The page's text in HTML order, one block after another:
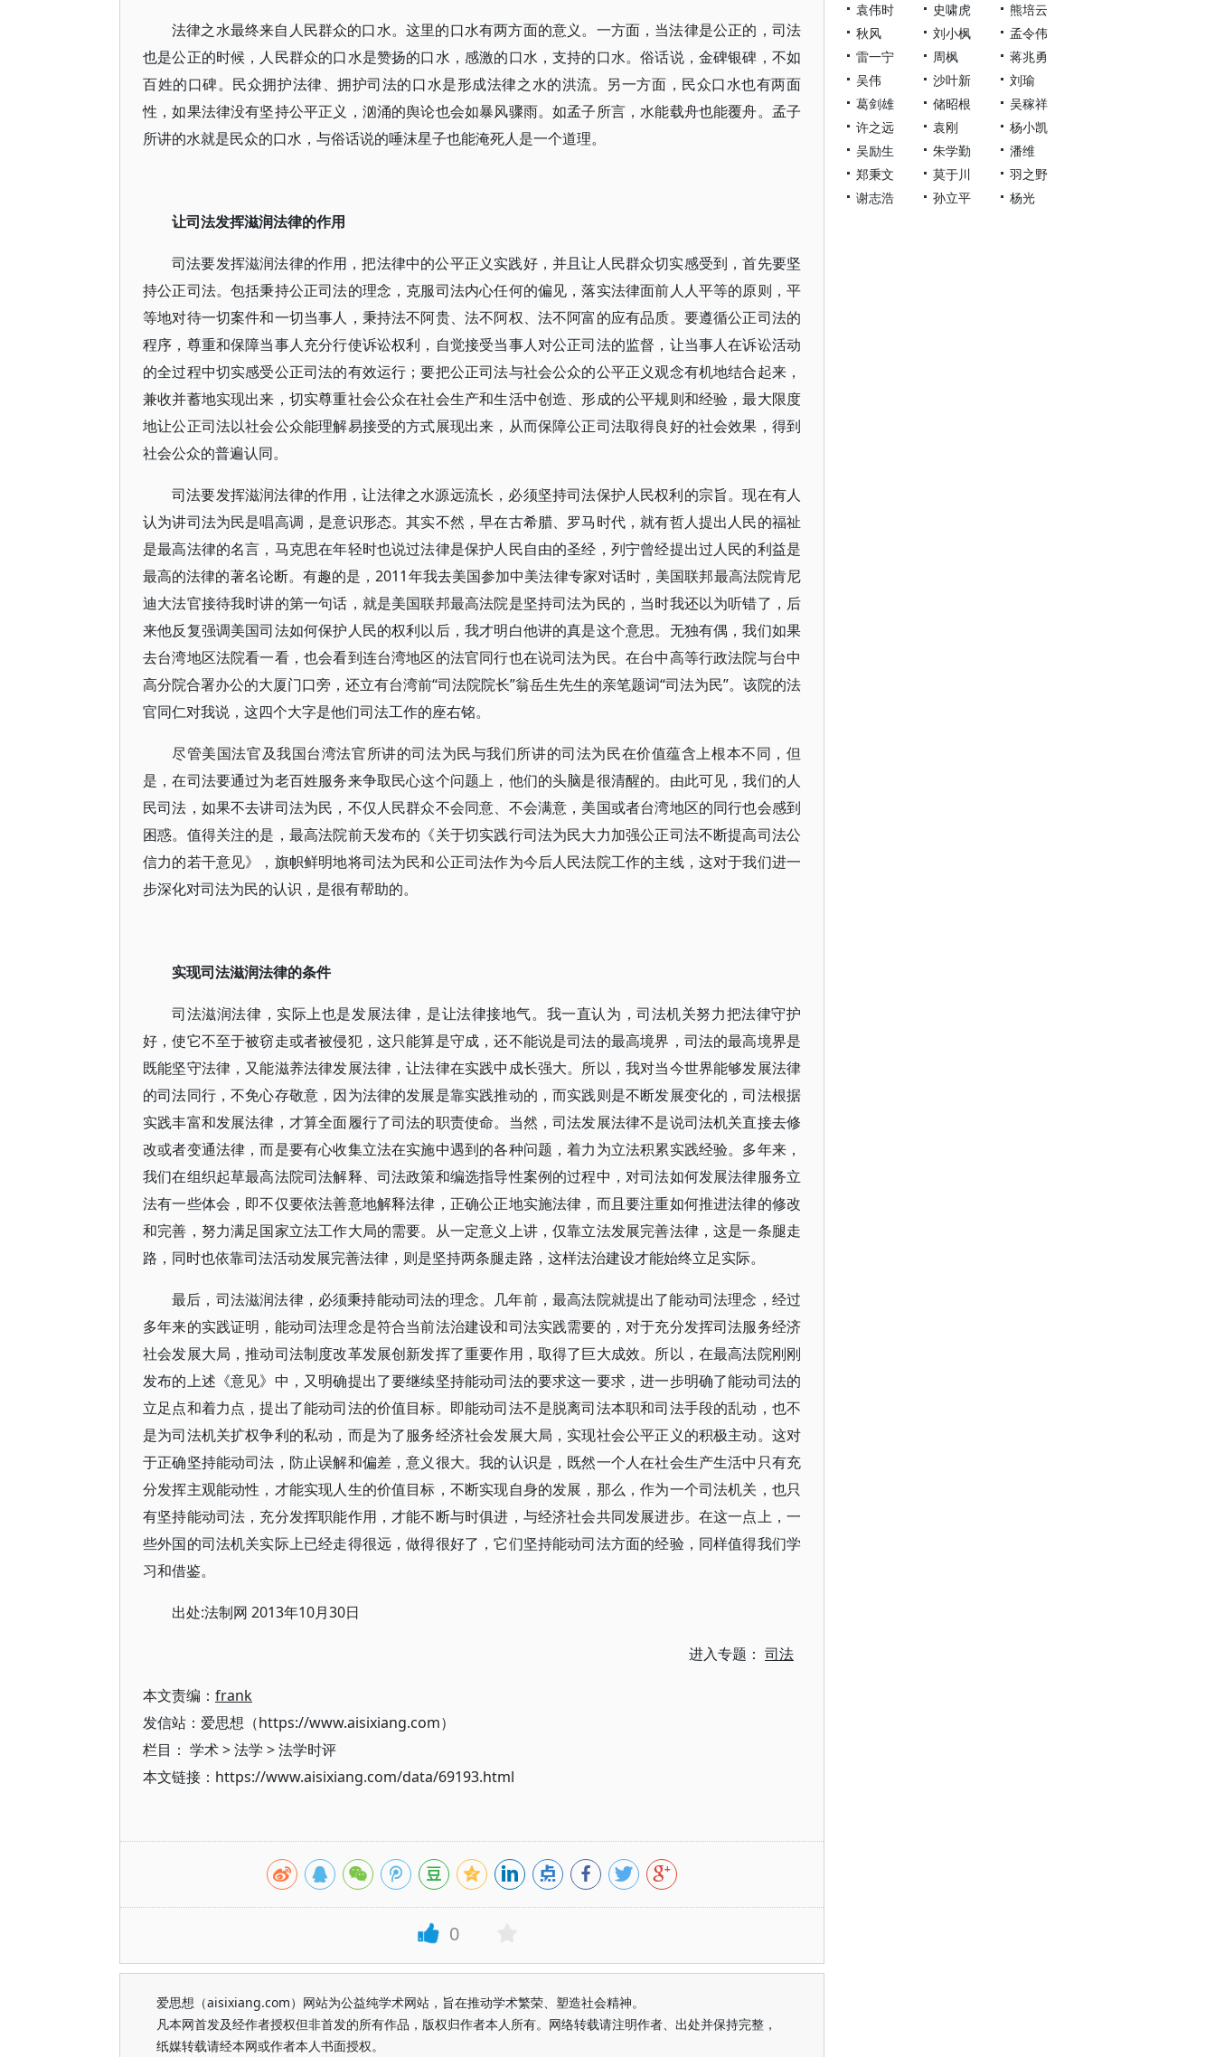
法律之水最终来自人民群众的口水。这里的口水有两方面的意义。一方面，当法律是公正的，司法
也是公正的时候，人民群众的口水是赞扬的口水，感激的口水，支持的口水。俗话说，金碑银碑，不如
百姓的口碑。民众拥护法律、拥护司法的口水是形成法律之水的洪流。另一方面，民众口水也有两面
性，如果法律没有坚持公平正义，汹涌的舆论也会如暴风骤雨。如孟子所言，水能载舟也能覆舟。孟子
所讲的水就是民众的口水，与俗话说的唾沫星子也能淹死人是一个道理。
让司法发挥滋润法律的作用
司法要发挥滋润法律的作用，把法律中的公平正义实践好，并且让人民群众切实感受到，首先要坚
持公正司法。包括秉持公正司法的理念，克服司法内心任何的偏见，落实法律面前人人平等的原则，平
等地对待一切案件和一切当事人，秉持法不阿贵、法不阿权、法不阿富的应有品质。要遵循公正司法的
程序，尊重和保障当事人充分行使诉讼权利，自觉接受当事人对公正司法的监督，让当事人在诉讼活动
的全过程中切实感受公正司法的有效运行；要把公正司法与社会公众的公平正义观念有机地结合起来，
兼收并蓄地实现出来，切实尊重社会公众在社会生产和生活中创造、形成的公平规则和经验，最大限度
地让公正司法以社会公众能理解易接受的方式展现出来，从而保障公正司法取得良好的社会效果，得到
社会公众的普遍认同。
司法要发挥滋润法律的作用，让法律之水源远流长，必须坚持司法保护人民权利的宗旨。现在有人
认为讲司法为民是唱高调，是意识形态。其实不然，早在古希腊、罗马时代，就有哲人提出人民的福祉
是最高法律的名言，马克思在年轻时也说过法律是保护人民自由的圣经，列宁曾经提出过人民的利益是
最高的法律的著名论断。有趣的是，2011年我去美国参加中美法律专家对话时，美国联邦最高法院肯尼
迪大法官接待我时讲的第一句话，就是美国联邦最高法院是坚持司法为民的，当时我还以为听错了，后
来他反复强调美国司法如何保护人民的权利以后，我才明白他讲的真是这个意思。无独有偶，我们如果
去台湾地区法院看一看，也会看到连台湾地区的法官同行也在说司法为民。在台中高等行政法院与台中
高分院合署办公的大厦门口旁，还立有台湾前“司法院院长”翁岳生先生的亲笔题词“司法为民”。该院的法
官同仁对我说，这四个大字是他们司法工作的座右铭。
尽管美国法官及我国台湾法官所讲的司法为民与我们所讲的司法为民在价值蕴含上根本不同，但
是，在司法要通过为老百姓服务来争取民心这个问题上，他们的头脑是很清醒的。由此可见，我们的人
民司法，如果不去讲司法为民，不仅人民群众不会同意、不会满意，美国或者台湾地区的同行也会感到
困惑。值得关注的是，最高法院前天发布的《关于切实践行司法为民大力加强公正司法不断提高司法公
信力的若干意见》，旗帜鲜明地将司法为民和公正司法作为今后人民法院工作的主线，这对于我们进一
步深化对司法为民的认识，是很有帮助的。
实现司法滋润法律的条件
司法滋润法律，实际上也是发展法律，是让法律接地气。我一直认为，司法机关努力把法律守护
好，使它不至于被窃走或者被侵犯，这只能算是守成，还不能说是司法的最高境界，司法的最高境界是
既能坚守法律，又能滋养法律发展法律，让法律在实践中成长强大。所以，我对当今世界能够发展法律
的司法同行，不免心存敬意，因为法律的发展是靠实践推动的，而实践则是不断发展变化的，司法根据
实践丰富和发展法律，才算全面履行了司法的职责使命。当然，司法发展法律不是说司法机关直接去修
改或者变通法律，而是要有心收集立法在实施中遇到的各种问题，着力为立法积累实践经验。多年来，
我们在组织起草最高法院司法解释、司法政策和编选指导性案例的过程中，对司法如何发展法律服务立
法有一些体会，即不仅要依法善意地解释法律，正确公正地实施法律，而且要注重如何推进法律的修改
和完善，努力满足国家立法工作大局的需要。从一定意义上讲，仅靠立法发展完善法律，这是一条腿走
路，同时也依靠司法活动发展完善法律，则是坚持两条腿走路，这样法治建设才能始终立足实际。
最后，司法滋润法律，必须秉持能动司法的理念。几年前，最高法院就提出了能动司法理念，经过
多年来的实践证明，能动司法理念是符合当前法治建设和司法实践需要的，对于充分发挥司法服务经济
社会发展大局，推动司法制度改革发展创新发挥了重要作用，取得了巨大成效。所以，在最高法院刚刚
发布的上述《意见》中，又明确提出了要继续坚持能动司法的要求这一要求，进一步明确了能动司法的
立足点和着力点，提出了能动司法的价值目标。即能动司法不是脱离司法本职和司法手段的乱动，也不
是为司法机关扩权争利的私动，而是为了服务经济社会发展大局，实现社会公平正义的积极主动。这对
于正确坚持能动司法，防止误解和偏差，意义很大。我的认识是，既然一个人在社会生产生活中只有充
分发挥主观能动性，才能实现人生的价值目标，不断实现自身的发展，那么，作为一个司法机关，也只
有坚持能动司法，充分发挥职能作用，才能不断与时俱进，与经济社会共同发展进步。在这一点上，一
些外国的司法机关实际上已经走得很远，做得很好了，它们坚持能动司法方面的经验，同样值得我们学
习和借鉴。
出处:法制网 2013年10月30日
进入专题： 司法
本文责编： frank
发信站：爱思想（https://www.aisixiang.com）
栏目： 学术>法学 >法学时评
本文链接：https://www.aisixiang.com/data/69193.html
0
爱思想（aisixiang.com）网站为公益纯学术网站，旨在推动学术繁荣、塑造社会精神。
凡本网首发及经作者授权但非首发的所有作品，版权归作者本人所有。网络转载请注明作者、出处并保持完整，
纸媒转载请经本网或作者本人书面授权。
袁伟时
史啸虎
熊培云
秋风
刘小枫
孟令伟
雷一宁
周枫
蒋兆勇
吴伟
沙叶新
刘瑜
葛剑雄
储昭根
吴稼祥
许之远
袁刚
杨小凯
吴励生
朱学勤
潘维
郑秉文
莫于川
羽之野
谢志浩
孙立平 杨光